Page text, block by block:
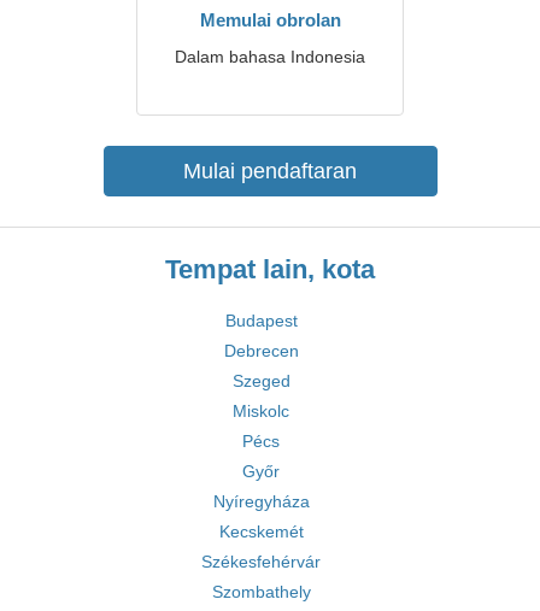
Memulai obrolan
Dalam bahasa Indonesia
Mulai pendaftaran
Tempat lain, kota
Budapest
Debrecen
Szeged
Miskolc
Pécs
Győr
Nyíregyháza
Kecskemét
Székesfehérvár
Szombathely